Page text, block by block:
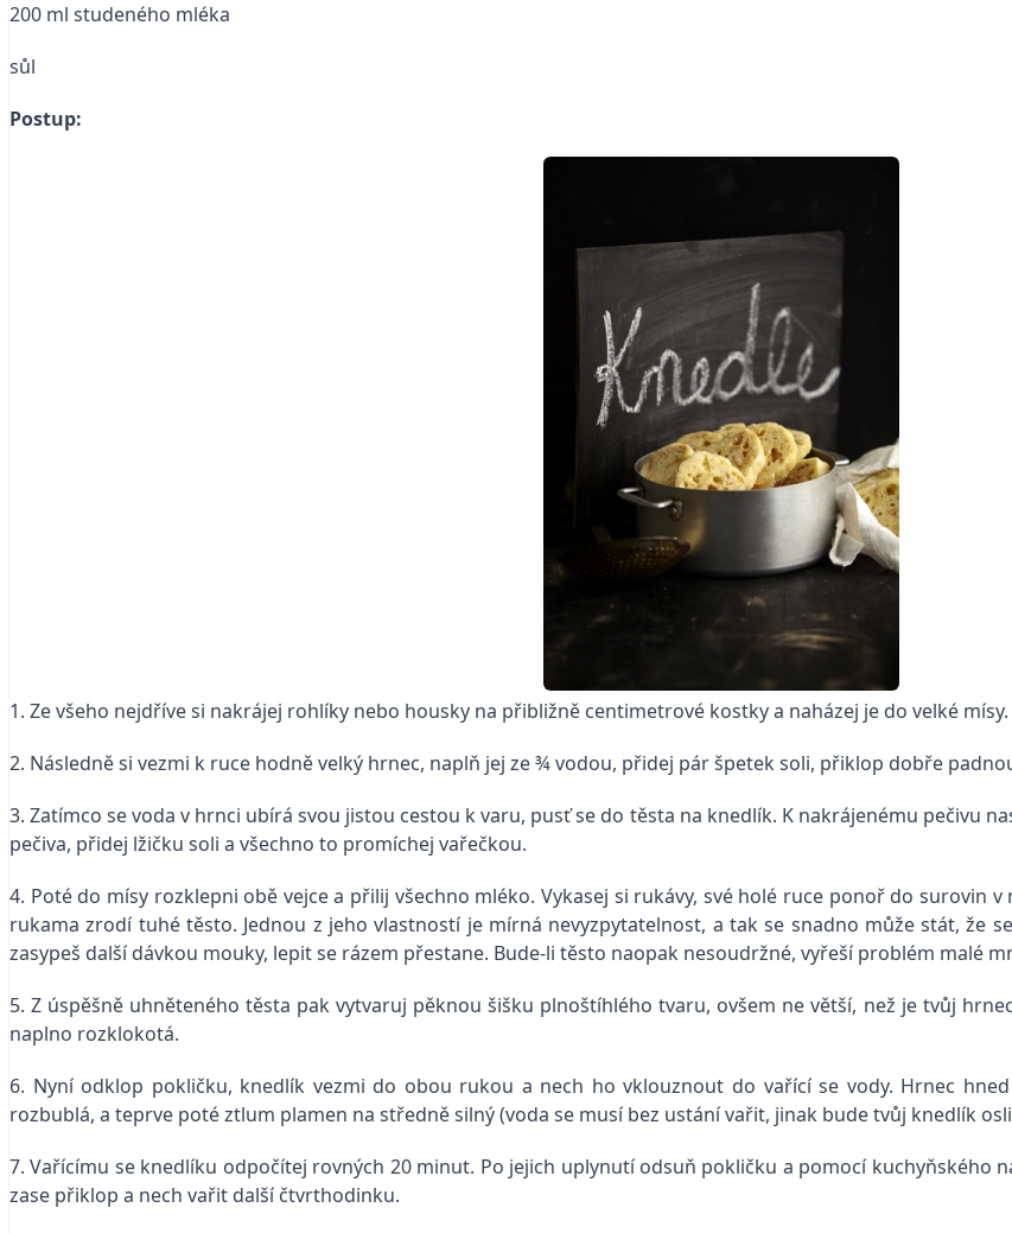
200 ml studeného mléka
sůl
Postup:
1. Ze všeho nejdříve si nakrájej rohlíky nebo housky na přibližně centimetrové kostky a naházej je do velké mísy.
2. Následně si vezmi k ruce hodně velký hrnec, naplň jej ze ¾ vodou, přidej pár špetek soli, přiklop dobře
3. Zatímco se voda v hrnci ubírá svou jistou cestou k varu, pusť se do těsta na knedlík. K nakrájenému pečivu
pečiva, přidej lžičku soli a všechno to promíchej vařečkou.
4. Poté do mísy rozklepni obě vejce a přilij všechno mléko. Vykasej si rukávy, své holé ruce ponoř do surovin
rukama zrodí tuhé těsto. Jednou z jeho vlastností je mírná nevyzpytatelnost, a tak se snadno může stát, že
zasypeš další dávkou mouky, lepit se rázem přestane. Bude-li těsto naopak nesoudržné, vyřeší problém malé
5. Z úspěšně uhněteného těsta pak vytvaruj pěknou šišku plnoštíhlého tvaru, ovšem ne větší, než je tvůj
naplno rozklokotá.
6. Nyní odklop pokličku, knedlík vezmi do obou rukou a nech ho vklouznout do vařící se vody. Hrnec
rozbublá, a teprve poté ztlum plamen na středně silný (voda se musí bez ustání vařit, jinak bude tvůj knedlík
7. Vařícímu se knedlíku odpočítej rovných 20 minut. Po jejich uplynutí odsuň pokličku a pomocí kuchyňského
zase přiklop a nech vařit další čtvrthodinku.